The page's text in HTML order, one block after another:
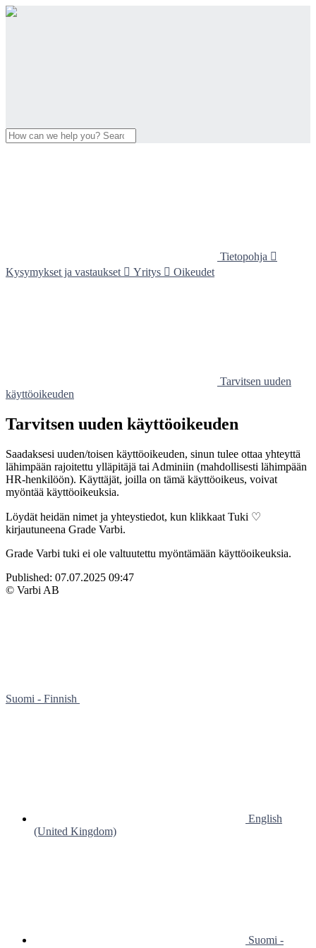
Tietopohja 
Kysymykset ja vastaukset  Yritys  Oikeudet
Tarvitsen uuden
käyttöoikeuden
Tarvitsen uuden käyttöoikeuden
Saadaksesi uuden/toisen käyttöoikeuden, sinun tulee ottaa yhteyttä
lähimpään rajoitettu ylläpitäjä tai Adminiin (mahdollisesti lähimpään
HR-henkilöön). Käyttäjät, joilla on tämä käyttöoikeus, voivat
myöntää käyttöoikeuksia.
Löydät heidän nimet ja yhteystiedot, kun klikkaat Tuki ♡
kirjautuneena Grade Varbi.
Grade Varbi tuki ei ole valtuutettu myöntämään käyttöoikeuksia.
Published: 07.07.2025 09:47
© Varbi AB
Suomi - Finnish
English
(United Kingdom)
Suomi -